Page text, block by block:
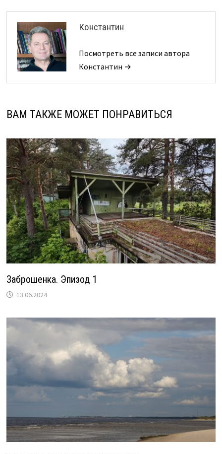
Константин
Посмотреть все записи автора
Константин →
ВАМ ТАКЖЕ МОЖЕТ ПОНРАВИТЬСЯ
Заброшенка. Эпизод 1
13.06.2024